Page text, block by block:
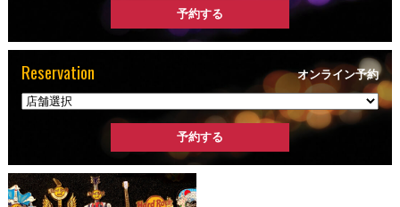
Reservation オンライン予約